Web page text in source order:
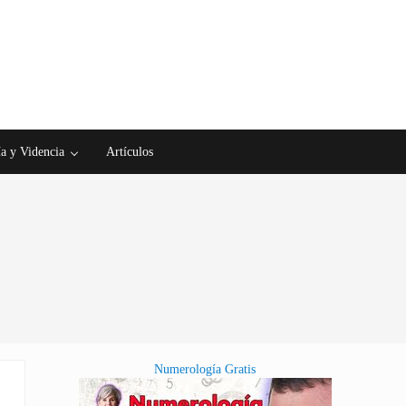
y Videncia Artículos
SidebarNumerología Gratis